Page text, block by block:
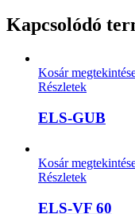
Kapcsolódó
Kosár
Részletek
ELS-GUB
Kosár
Részletek
ELS-VF 60